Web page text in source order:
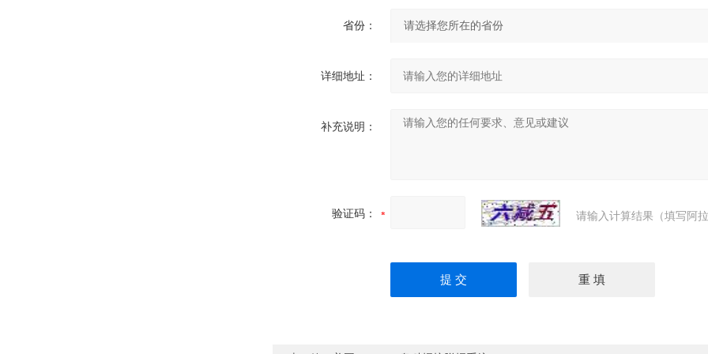
省份：
详细地址：
补充说明：
验证码： 请输入计算结果（填写阿